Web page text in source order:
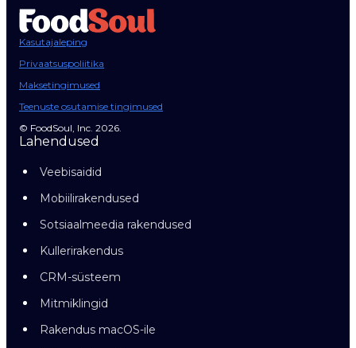
Kasutajaleping
Privaatsuspoliitika
Maksetingimused
Teenuste osutamise tingimused
© FoodSoul, Inc. 2026.
Lahendused
Veebisaidid
Mobiilirakendused
Sotsiaalmeedia rakendused
Kullerirakendus
CRM-süsteem
Mitmiklingid
Rakendus macOS-ile